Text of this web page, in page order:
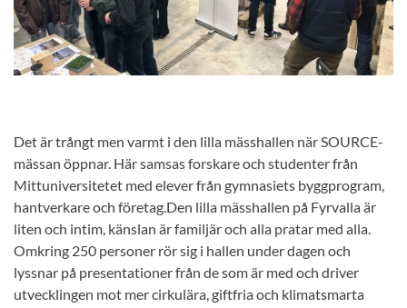
Det är trångt men varmt i den lilla mässhallen när SOURCE-
mässan öppnar. Här samsas forskare och studenter från
Mittuniversitetet med elever från gymnasiets byggprogram,
hantverkare och företag.Den lilla mässhallen på Fyrvalla är
liten och intim, känslan är familjär och alla pratar med alla.
Omkring 250 personer rör sig i hallen under dagen och
lyssnar på presentationer från de som är med och driver
utvecklingen mot mer cirkulära, giftfria och klimatsmarta